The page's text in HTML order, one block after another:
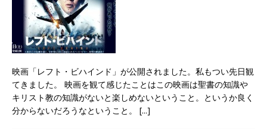
映画「レフト・ビハインド」が公開されました。私もつい先日観
てきました。 映画を観て感じたことはこの映画は聖書の知識や
キリスト教の知識がないと楽しめないということ。というか良く
分からないだろうなということ。 [...]